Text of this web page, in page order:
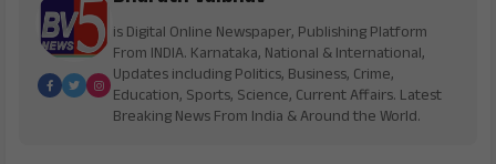
is Digital Online Newspaper, Publishing Platform
From INDIA. Karnataka, National & International,
Updates including Politics, Business, Crime,
Education, Sports, Science, Current Affairs. Latest
Breaking News From India & Around the World.